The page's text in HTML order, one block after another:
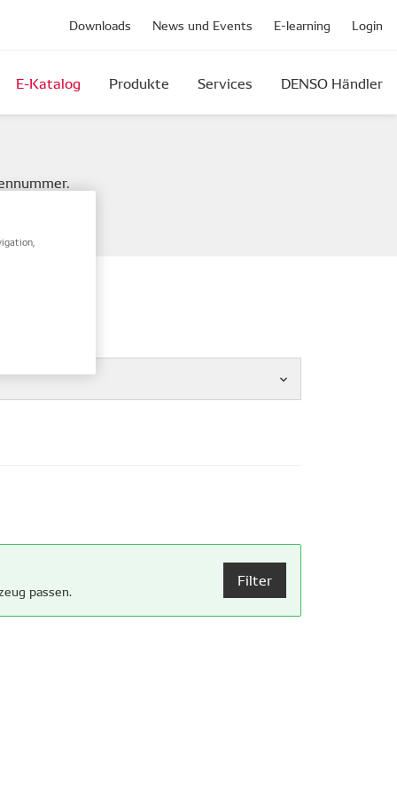
Downloads News und Events E-learning Login
E-Katalog Produkte Services DENSO Händler
passen.
Filter